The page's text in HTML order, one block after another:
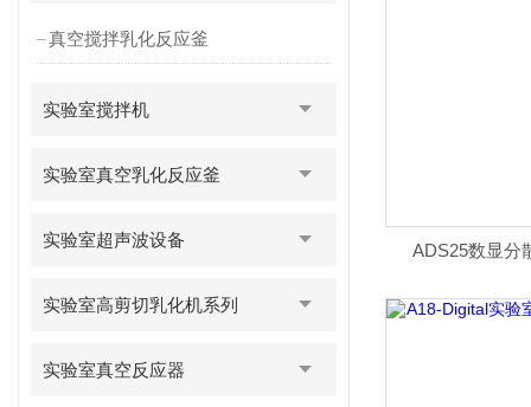
真空搅拌乳化反应釜
实验室搅拌机
实验室真空乳化反应釜
实验室超声波设备
实验室高剪切乳化机系列
实验室真空反应器
ADS25数显分